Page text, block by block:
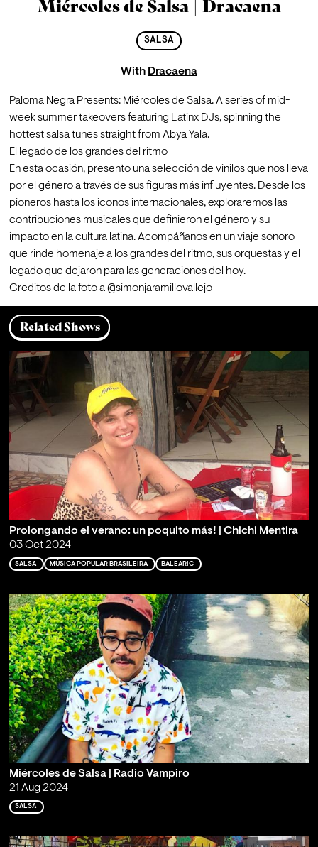
Miércoles de Salsa | Dracaena
SALSA
With Dracaena
Paloma Negra Presents: Miércoles de Salsa. A series of mid-
week summer takeovers featuring Latinx DJs, spinning the
hottest salsa tunes straight from Abya Yala.
El legado de los grandes del ritmo
En esta ocasión, presento una selección de vinilos que nos lleva
por el género a través de sus figuras más influyentes. Desde los
pioneros hasta los iconos internacionales, exploraremos las
contribuciones musicales que definieron el género y su
impacto en la cultura latina. Acompáñanos en un viaje sonoro
que rinde homenaje a los grandes del ritmo, sus orquestas y el
legado que dejaron para las generaciones del hoy.
Creditos de la foto a @simonjaramillovallejo
Related Shows
Prolongando el verano: un poquito más! | Chichi Mentira
03 Oct 2024
SALSA MÚSICA POPULAR BRASILEIRA BALEARIC
Miércoles de Salsa | Radio Vampiro
21 Aug 2024
SALSA